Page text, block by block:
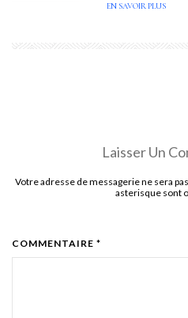
EN SAVOIR PLUS
Laisser Un
Votre adresse de messagerie ne sera
asterisque sont
COMMENTAIRE *